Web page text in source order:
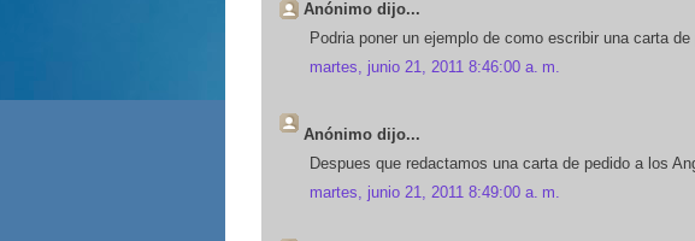
Anónimo dijo...
Podria poner un ejemplo de como escribir una carta
martes, junio 21, 2011 8:46:00 a. m.
Anónimo dijo...
Despues que redactamos una carta de pedido a los
martes, junio 21, 2011 8:49:00 a. m.